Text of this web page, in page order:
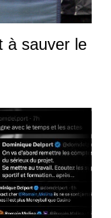
à sauver le